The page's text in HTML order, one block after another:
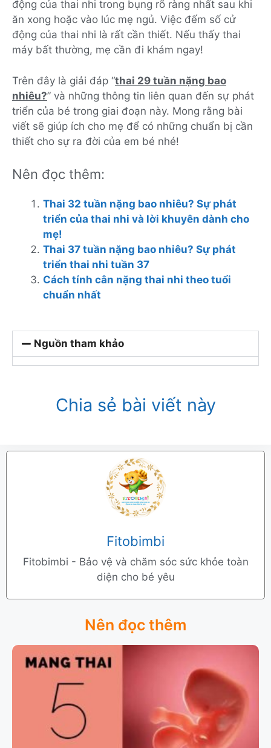
động của thai nhi trong bụng rõ ràng nhất sau khi
ăn xong hoặc vào lúc mẹ ngủ. Việc đếm số cử
động của thai nhi là rất cần thiết. Nếu thấy thai
máy bất thường, mẹ cần đi khám ngay!
Trên đây là giải đáp “thai 29 tuần nặng bao
nhiêu?” và những thông tin liên quan đến sự phát
triển của bé trong giai đoạn này. Mong rằng bài
viết sẽ giúp ích cho mẹ để có những chuẩn bị cần
thiết cho sự ra đời của em bé nhé!
Nên đọc thêm:
Thai 32 tuần nặng bao nhiêu? Sự phát
triển của thai nhi và lời khuyên dành cho
mẹ!
Thai 37 tuần nặng bao nhiêu? Sự phát
triển thai nhi tuần 37
Cách tính cân nặng thai nhi theo tuổi
chuẩn nhất
Nguồn tham khảo
Chia sẻ bài viết này
Fitobimbi
Fitobimbi - Bảo vệ và chăm sóc sức khỏe toàn
diện cho bé yêu
Nên đọc thêm